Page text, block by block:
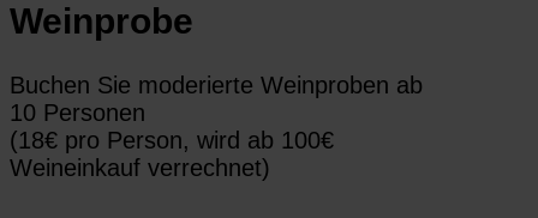
Weinprobe
Buchen Sie moderierte Weinproben ab
10 Personen
(18€ pro Person, wird ab 100€
Weineinkauf verrechnet)